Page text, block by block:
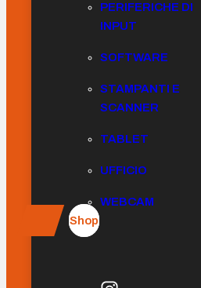
PERIFERICHE DI
INPUT
SOFTWARE
STAMPANTI E
SCANNER
TABLET
UFFICIO
WEBCAM
Shop